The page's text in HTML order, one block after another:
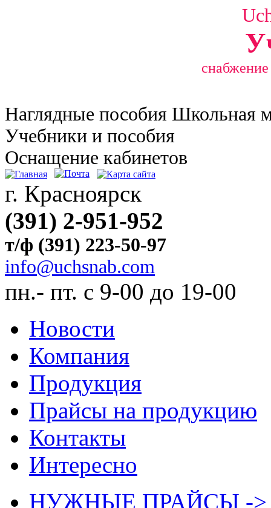
Наглядные пособия Школьная
Учебники и пособия
Оснащение кабинетов
г. Красноярск
(391) 2-951-952
т/ф (391) 223-50-97
info@uchsnab.com
пн.- пт. с 9-00 до 19-00
Новости
Компания
Продукция
Прайсы на продукцию
Контакты
Интересно
НУЖНЫЕ ПРАЙСЫ ->